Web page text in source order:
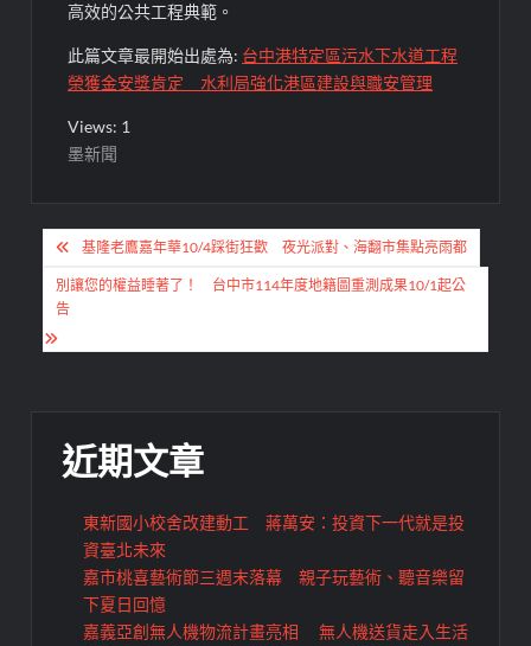
高效的公共工程典範。
此篇文章最開始出處為: 台中港特定區污水下水道工程
榮獲金安獎肯定 水利局強化港區建設與職安管理
Views: 1
墨新聞
文
章
導
覽
基隆老鷹嘉年華10/4踩街狂歡 夜光派對、海翻市集點亮雨都
別讓您的權益睡著了！ 台中市114年度地籍圖重測成果10/1起公
告
近期文章
東新國小校舍改建動工 蔣萬安：投資下一代就是投
資臺北未來
嘉市桃喜藝術節三週末落幕 親子玩藝術、聽音樂留
下夏日回憶
嘉義亞創無人機物流計畫亮相 無人機送貨走入生活